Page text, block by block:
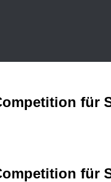
für
für